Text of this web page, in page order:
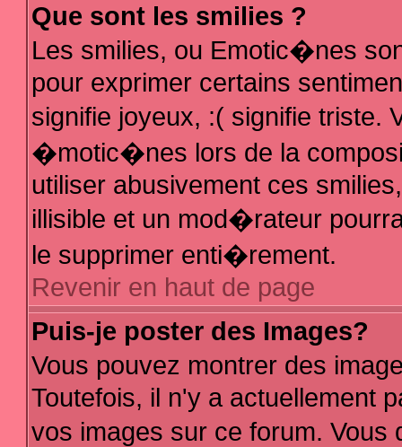
Que sont les smilies ?
Les smilies, ou Emotic�nes
pour exprimer certains
signifie joyeux, :( signifie triste.
�motic�nes lors de la
utiliser abusivement ces
illisible et un mod�rateur
le supprimer enti�rement.
Revenir en haut de page
Puis-je poster des Images?
Vous pouvez montrer des
Toutefois, il n'y a actuellement
vos images sur ce forum.